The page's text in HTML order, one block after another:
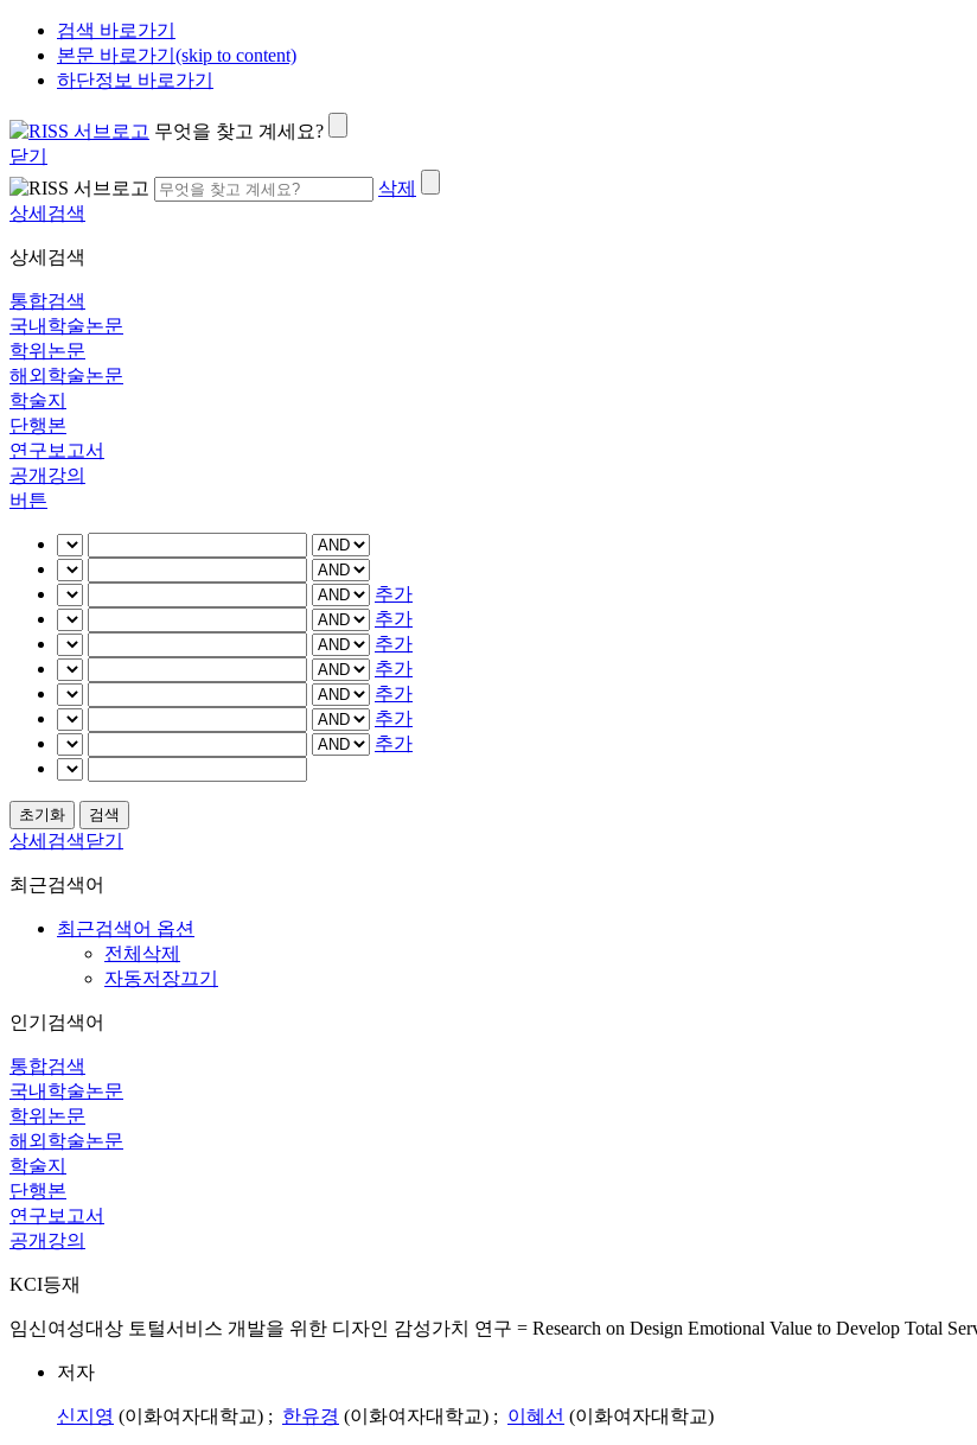
검색 바로가기
본문 바로가기(skip to content)
하단정보 바로가기
무엇을 찾고 계세요?
닫기
삭제
상세검색
상세검색
통합검색
국내학술논문
학위논문
해외학술논문
학술지
단행본
연구보고서
공개강의
버튼
추가
추가
추가
추가
추가
추가
추가
상세검색닫기
최근검색어
최근검색어 옵션
전체삭제
자동저장끄기
인기검색어
통합검색
국내학술논문
학위논문
해외학술논문
학술지
단행본
연구보고서
공개강의
KCI등재
임신여성대상 토털서비스 개발을 위한 디자인 감성가치 연구 = Research on Design Emotional Value to Develop Total
저자
신지영 (이화여자대학교) ; 한유경 (이화여자대학교) ; 이혜선 (이화여자대학교)